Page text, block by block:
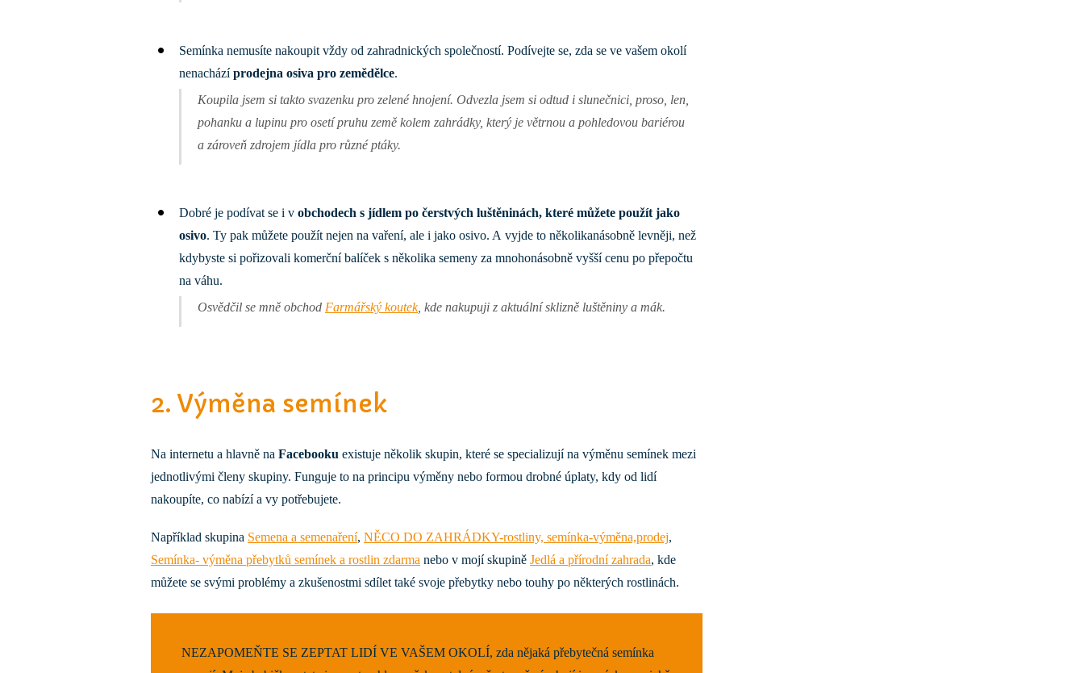
Semínka nemusíte nakoupit vždy od zahradnických společností. Podívejte se, zda se ve vašem okolí
nenacházíprodejna osiva pro zemědělce.
Koupila jsem si takto svazenku pro zelené hnojení. Odvezla jsem si odtud i slunečnici, proso, len,
pohanku a lupinu pro osetí pruhu země kolem zahrádky, který je větrnou a pohledovou bariérou
a zároveň zdrojem jídla pro různé ptáky.
Dobré je podívat se i v obchodech s jídlem po čerstvých luštěninách, které můžete použít jako
osivo. Ty pak můžete použít nejen na vaření, ale i jako osivo. A vyjde to několikanásobně levněji, než
kdybyste si pořizovali komerční balíček s několika semeny za mnohonásobně vyšší cenu po přepočtu
na váhu.
Osvědčil se mně obchod Farmářský koutek, kde nakupuji z aktuální sklizně luštěniny a mák.
2. Výměna semínek
Na internetu a hlavně na Facebooku existuje několik skupin, které se specializují na výměnu semínek mezi
jednotlivými členy skupiny. Funguje to na principu výměny nebo formou drobné úplaty, kdy od lidí
nakoupíte, co nabízí a vy potřebujete.
Například skupina Semena a semenaření, NĚCO DO ZAHRÁDKY-rostliny, semínka-výměna,prodej,
Semínka- výměna přebytků semínek a rostlin zdarma nebo v mojí skupině Jedlá a přírodní zahrada, kde
můžete se svými problémy a zkušenostmi sdílet také svoje přebytky nebo touhy po některých rostlinách.
NEZAPOMEŇTE SE ZEPTAT LIDÍ VE VAŠEM OKOLÍ, zda nějaká přebytečná semínka